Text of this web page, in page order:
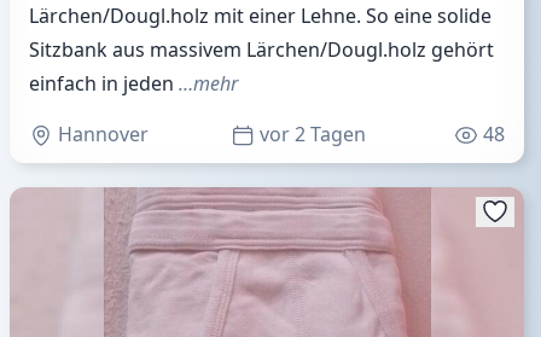
Lärchen/Dougl.holz mit einer Lehne. So eine solide
Sitzbank aus massivem Lärchen/Dougl.holz gehört
einfach in jeden …mehr
Hannover
vor 2 Tagen 48